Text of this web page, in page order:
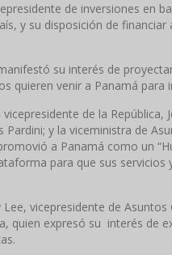
de inversiones en
y su disposición de financiar
su interés de
quieren venir a Panamá para
de la República,
y la viceministra de
a Panamá como un
para que sus
vicepresidente de
quien expresó su interés de